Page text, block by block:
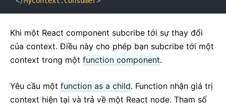
Khi một React component subcribe tới sự thay đổi
của context. Điều này cho phép bạn subcribe tới một
context trong một function component.
Yêu cầu một function as a child. Function nhận giá trị
context hiện tại và trả về một React node. Tham số